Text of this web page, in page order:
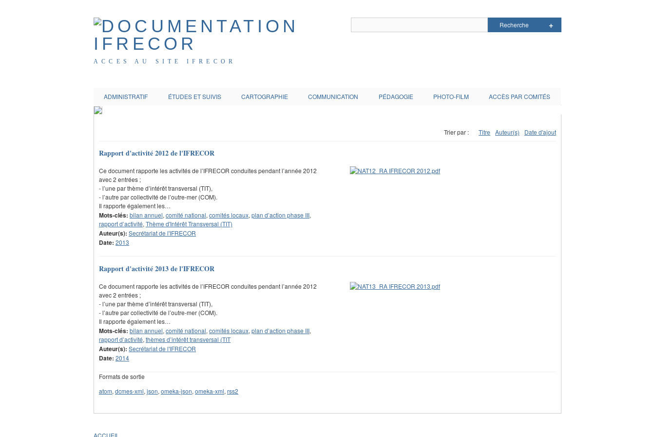
ACCES AU SITE IFRECOR
ADMINISTRATIF ÉTUDES ET SUIVIS CARTOGRAPHIE COMMUNICATION PÉDAGOGIE PHOTO-FILM ACCÈS PAR COMITÉS
Trier par : Titre Auteur(s) Date d'ajout
Rapport d'activité 2012 de l'IFRECOR
Ce document rapporte les activités de l’IFRECOR conduites pendant l’année 2012
avec 2 entrées ;
- l’une par thème d’intérêt transversal (TIT),
- l’autre par collectivité de l’outre-mer (COM).
Il rapporte également les…
Mots-clés: bilan annuel, comité national, comités locaux, plan d’action phase III,
rapport d’activité, Thème d'Intérêt Transversal (TIT)
Auteur(s): Secrétariat de l'IFRECOR
Date: 2013
Rapport d'activité 2013 de l'IFRECOR
Ce document rapporte les activités de l’IFRECOR conduites pendant l’année 2012
avec 2 entrées ;
- l’une par thème d’intérêt transversal (TIT),
- l’autre par collectivité de l’outre-mer (COM).
Il rapporte également les…
Mots-clés: bilan annuel, comité national, comités locaux, plan d’action phase III,
rapport d’activité, thèmes d’intérêt transversal (TIT
Auteur(s): Secrétariat de l'IFRECOR
Date: 2014
Formats de sortie
atom, dcmes-xml, json, omeka-json, omeka-xml, rss2
ACCUEIL